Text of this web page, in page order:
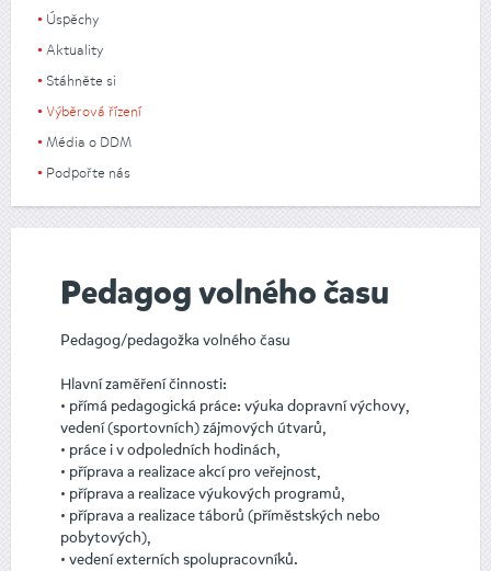
Úspěchy
Aktuality
Stáhněte si
Výběrová řízení
Média o DDM
Podpořte nás
Pedagog volného času
Pedagog/pedagožka volného času
Hlavní zaměření činnosti:
• přímá pedagogická práce: výuka dopravní výchovy,
vedení (sportovních) zájmových útvarů,
• práce i v odpoledních hodinách,
• příprava a realizace akcí pro veřejnost,
• příprava a realizace výukových programů,
• příprava a realizace táborů (příměstských nebo
pobytových),
• vedení externích spolupracovníků.